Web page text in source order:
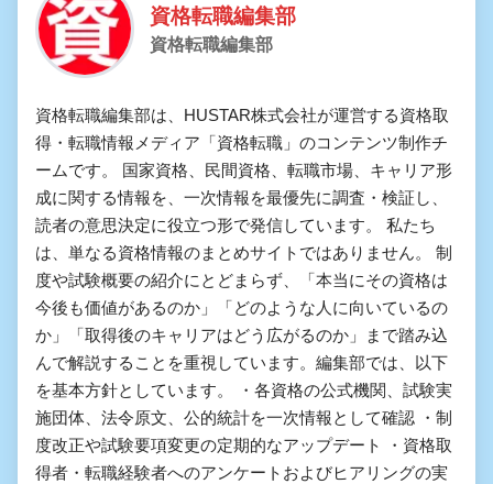
資格転職編集部
資格転職編集部
資格転職編集部は、HUSTAR株式会社が運営する資格取
得・転職情報メディア「資格転職」のコンテンツ制作チ
ームです。 国家資格、民間資格、転職市場、キャリア形
成に関する情報を、一次情報を最優先に調査・検証し、
読者の意思決定に役立つ形で発信しています。 私たち
は、単なる資格情報のまとめサイトではありません。 制
度や試験概要の紹介にとどまらず、「本当にその資格は
今後も価値があるのか」「どのような人に向いているの
か」「取得後のキャリアはどう広がるのか」まで踏み込
んで解説することを重視しています。編集部では、以下
を基本方針としています。 ・各資格の公式機関、試験実
施団体、法令原文、公的統計を一次情報として確認 ・制
度改正や試験要項変更の定期的なアップデート ・資格取
得者・転職経験者へのアンケートおよびヒアリングの実